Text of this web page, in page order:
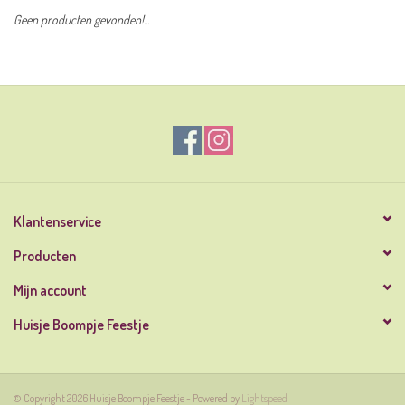
Geen producten gevonden!...
Klantenservice
Producten
Mijn account
Huisje Boompje Feestje
© Copyright 2026 Huisje Boompje Feestje - Powered by Lightspeed